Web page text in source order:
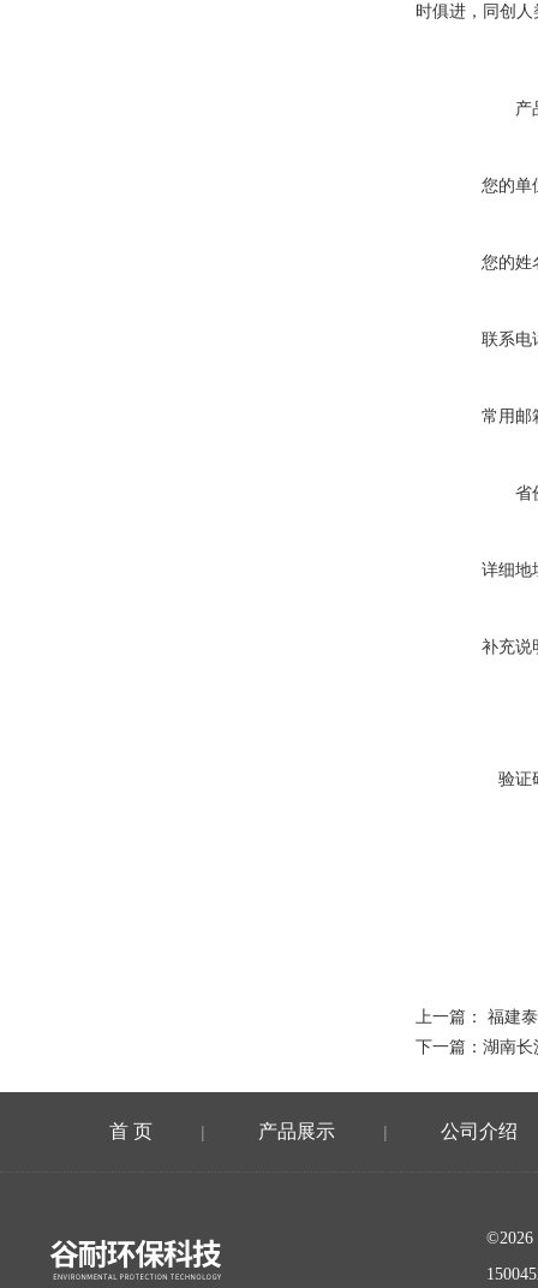
时俱进，同创
产
您的单
您的姓
联系电
常用邮
省
详细地
补充说
验证
上一篇： 福建
下一篇： 湖南长
首 页 | 产品展示 | 公司介绍
©2026